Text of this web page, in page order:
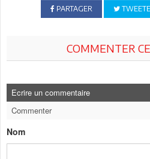
PARTAGER
COMMENTER
Ecrire un commentaire
Commenter
Nom